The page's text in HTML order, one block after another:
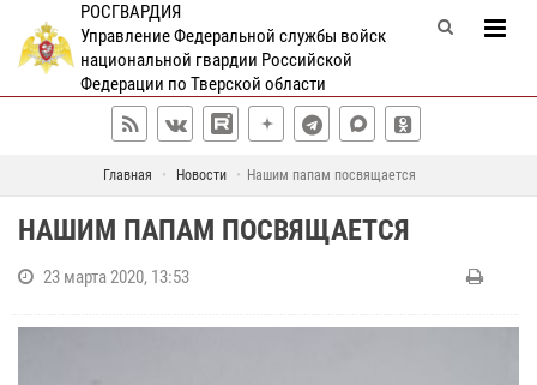
РОСГВАРДИЯ
Управление Федеральной службы войск
национальной гвардии Российской
Федерации по Тверской области
Главная Новости Нашим папам посвящается
НАШИМ ПАПАМ ПОСВЯЩАЕТСЯ
23 марта 2020, 13:53